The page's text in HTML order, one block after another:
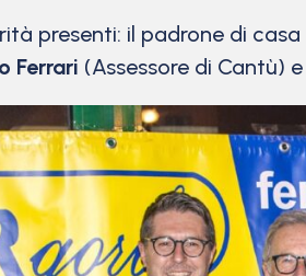
presenti: il padrone di casa
Ferrari (Assessore di Cantù) e